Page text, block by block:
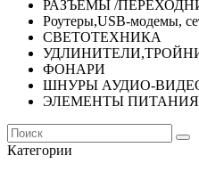
РАЗЪЁМЫ /
Роутеры,USB-модемы,
СВЕТОТЕХНИКА
ФОНАРИ
ШНУРЫ АУДИО-
ЭЛЕМЕНТЫ ПИТАНИЯ
Категории